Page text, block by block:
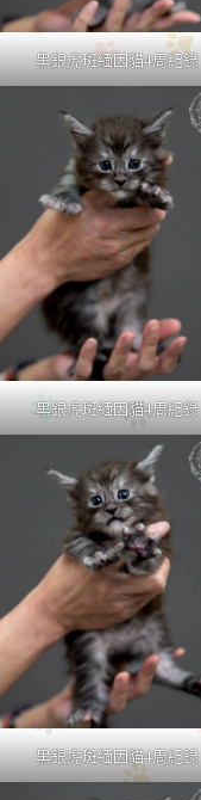
黑銀虎斑緬因貓4周紀錄
黑銀虎斑緬因貓4周紀錄
黑銀虎斑緬因貓4周紀錄